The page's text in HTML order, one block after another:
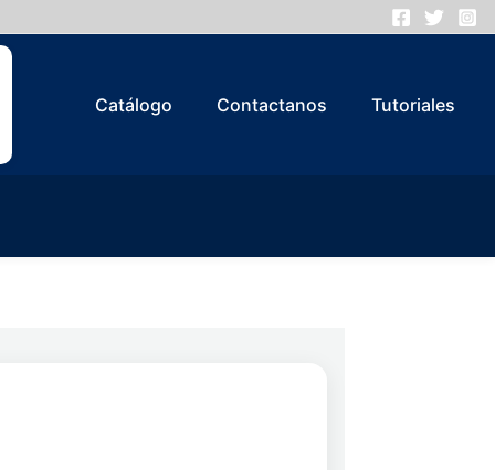
Catálogo Contactanos Tutoriales